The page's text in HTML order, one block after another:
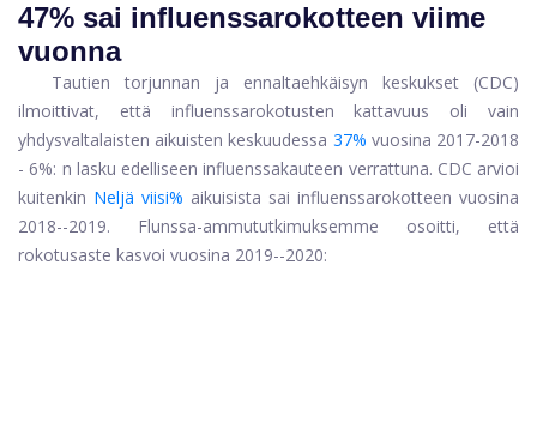
47% sai influenssarokotteen viime
vuonna
Tautien torjunnan ja ennaltaehkäisyn keskukset (CDC)
ilmoittivat, että influenssarokotusten kattavuus oli vain
yhdysvaltalaisten aikuisten keskuudessa 37% vuosina 2017-2018
- 6%: n lasku edelliseen influenssakauteen verrattuna. CDC arvioi
kuitenkin Neljä viisi% aikuisista sai influenssarokotteen vuosina
2018--2019. Flunssa-ammututkimuksemme osoitti, että
rokotusaste kasvoi vuosina 2019--2020: